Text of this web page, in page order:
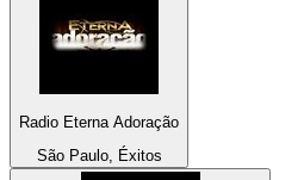
Radio Eterna Adoração
São Paulo, Éxitos